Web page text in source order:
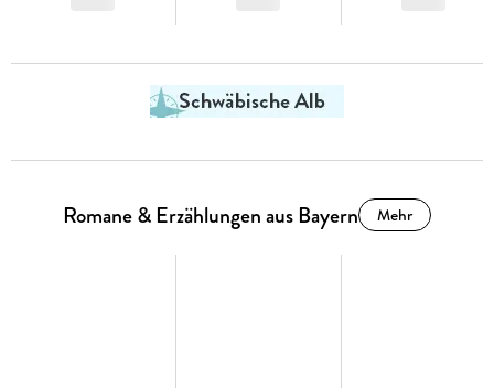
Romane & Erzählungen aus Bayern Mehr